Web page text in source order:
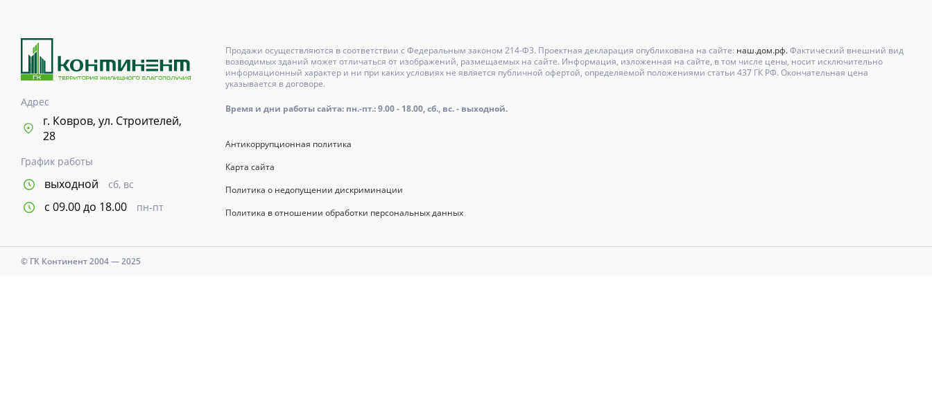
Адрес
г. Ковров, ул. Строителей,
28
График работы
выходной сб, вс
с 09.00 до 18.00 пн-пт
Продажи осуществляются в соответствии с Федеральным законом 214-Ф3. Проектная декларация опубликована на сайте: наш.дом.рф.Фактический внешний вид
возводимых зданий может отличаться от изображений, размещаемых на сайте. Информация, изложенная на сайте, в том числе цены, носит исключительно
информационный характер и ни при каких условиях не является публичной офертой, определяемой положениями статьи 437 ГК РФ. Окончательная цена
указывается в договоре.
Время и дни работы сайта: пн.-пт.: 9.00 - 18.00, сб., вс. - выходной.
Антикоррупционная политика
Карта сайта
Политика о недопущении дискриминации
Политика в отношении обработки персональных данных
© ГК Континент 2004 — 2025